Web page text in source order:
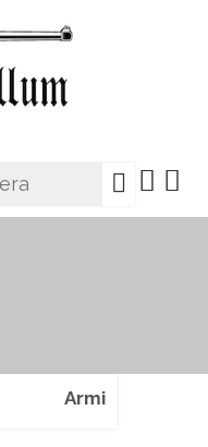
Armi